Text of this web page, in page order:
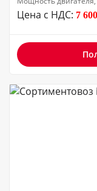
Цена с НДС: 7